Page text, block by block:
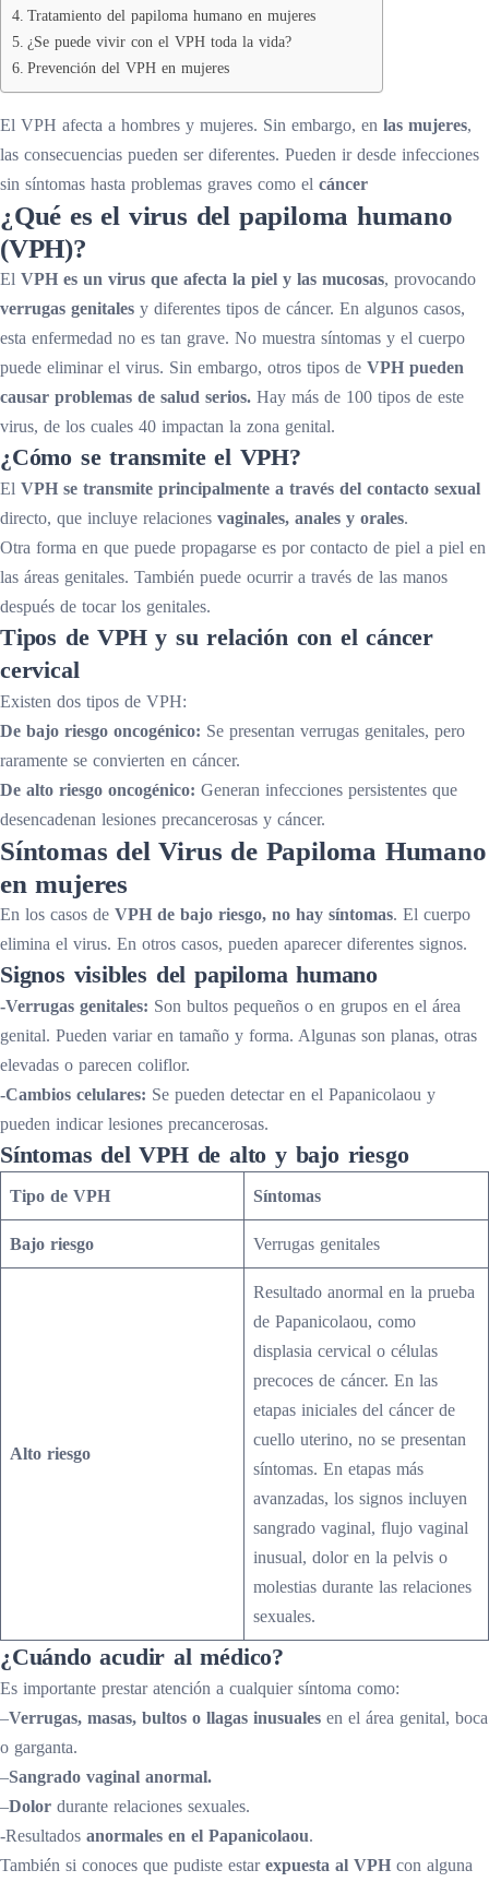
Tratamiento del papiloma humano en mujeres
¿Se puede vivir con el VPH toda la vida?
Prevención del VPH en mujeres
El VPH afecta a hombres y mujeres. Sin embargo, en las mujeres,
las consecuencias pueden ser diferentes. Pueden ir desde infecciones
sin síntomas hasta problemas graves como el cáncer
¿Qué es el virus del papiloma humano
(VPH)?
El VPH es un virus que afecta la piel y las mucosas, provocando
verrugas genitales y diferentes tipos de cáncer. En algunos casos,
esta enfermedad no es tan grave. No muestra síntomas y el cuerpo
puede eliminar el virus. Sin embargo, otros tipos de VPH pueden
causar problemas de salud serios. Hay más de 100 tipos de este
virus, de los cuales 40 impactan la zona genital.
¿Cómo se transmite el VPH?
El VPH se transmite principalmente a través del contacto sexual
directo, que incluye relaciones vaginales, anales y orales.
Otra forma en que puede propagarse es por contacto de piel a piel en
las áreas genitales. También puede ocurrir a través de las manos
después de tocar los genitales.
Tipos de VPH y su relación con el cáncer
cervical
Existen dos tipos de VPH:
De bajo riesgo oncogénico: Se presentan verrugas genitales, pero
raramente se convierten en cáncer.
De alto riesgo oncogénico: Generan infecciones persistentes que
desencadenan lesiones precancerosas y cáncer.
Síntomas del Virus de Papiloma Humano
en mujeres
En los casos de VPH de bajo riesgo, no hay síntomas. El cuerpo
elimina el virus. En otros casos, pueden aparecer diferentes signos.
Signos visibles del papiloma humano
-Verrugas genitales: Son bultos pequeños o en grupos en el área
genital. Pueden variar en tamaño y forma. Algunas son planas, otras
elevadas o parecen coliflor.
-Cambios celulares: Se pueden detectar en el Papanicolaou y
pueden indicar lesiones precancerosas.
Síntomas del VPH de alto y bajo riesgo
Tipo de VPH Síntomas
Bajo riesgo Verrugas genitales
Alto riesgo
Resultado anormal en la prueba
de Papanicolaou, como
displasia cervical o células
precoces de cáncer. En las
etapas iniciales del cáncer de
cuello uterino, no se presentan
síntomas. En etapas más
avanzadas, los signos incluyen
sangrado vaginal, flujo vaginal
inusual, dolor en la pelvis o
molestias durante las relaciones
sexuales.
¿Cuándo acudir al médico?
Es importante prestar atención a cualquier síntoma como:
–Verrugas, masas, bultos o llagas inusuales en el área genital, boca
o garganta.
–Sangrado vaginal anormal.
–Dolor durante relaciones sexuales.
-Resultados anormales en el Papanicolaou.
También si conoces que pudiste estar expuesta al VPH con alguna